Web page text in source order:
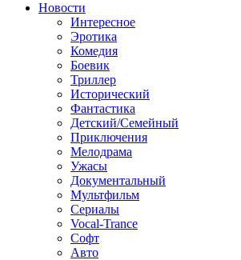
Новости
Интересное
Эротика
Комедия
Боевик
Триллер
Исторический
Фантастика
Детский/Семейный
Приключения
Мелодрама
Ужасы
Документальный
Мультфильм
Сериалы
Vocal-Trance
Софт
Авто